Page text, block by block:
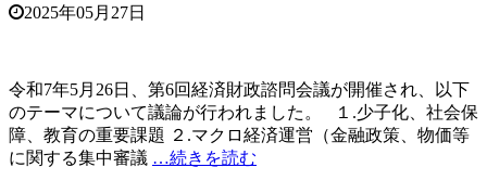
2025年05月27日
令和7年5月26日、第6回経済財政諮問会議が開催され、以下
のテーマについて議論が行われました。 １.少子化、社会保
障、教育の重要課題 ２.マクロ経済運営（金融政策、物価等
に関する集中審議 …続きを読む